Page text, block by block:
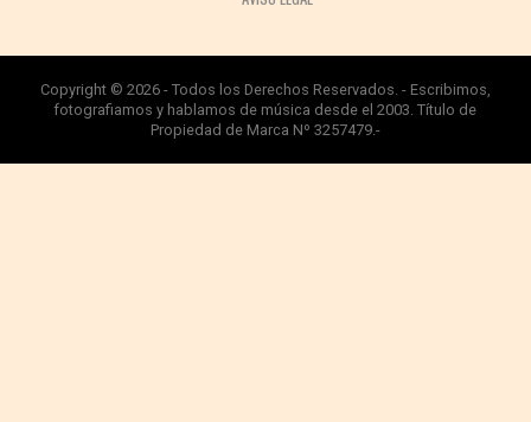
Copyright © 2026 - Todos los Derechos Reservados. - Escribimos,
fotografiamos y hablamos de música desde el 2003. Título de
Propiedad de Marca Nº 3257479.-